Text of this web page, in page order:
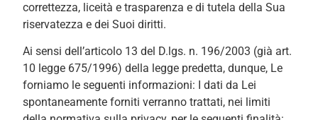
correttezza, liceità e trasparenza e di tutela della Sua
riservatezza e dei Suoi diritti.
Ai sensi dell’articolo 13 del D.lgs. n. 196/2003 (già art.
10 legge 675/1996) della legge predetta, dunque, Le
forniamo le seguenti informazioni: I dati da Lei
spontaneamente forniti verranno trattati, nei limiti